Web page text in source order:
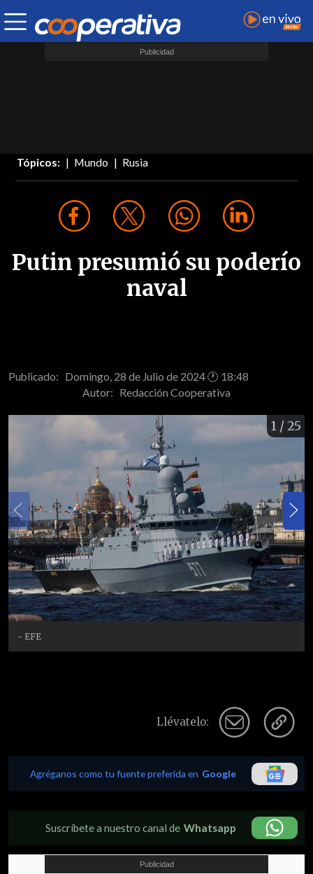
Tópicos: Mundo Rusia
Putin presumió su poderío
naval
Publicado: Domingo, 28 de Julio de 2024 🕐 18:48
Autor: Redacción Cooperativa
1 / 25
- EFE
Llévatelo:
Agréganos como tu fuente preferida en Google
Suscríbete a nuestro canal de Whatsapp